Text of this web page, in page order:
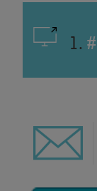
1.